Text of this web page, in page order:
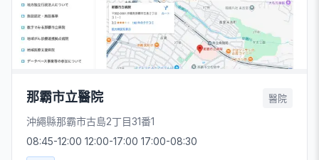
那霸市立醫院 醫院
沖繩縣那霸市古島2丁目31番1
08:45-12:00 12:00-17:00 17:00-08:30